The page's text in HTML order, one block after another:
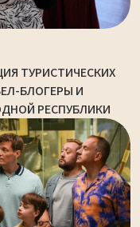
ТУРИСТИЧЕСКИХ
БЛОГЕРЫ И
РЕСПУБЛИКИ